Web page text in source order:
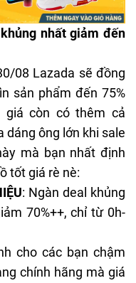
nhất giảm đến
08 Lazada sẽ đồng
sản phẩm đến 75%
giá còn có thêm cả
dáng ông lớn khi sale
mà bạn nhất định
tốt giá rè nè:
: Ngàn deal khủng
70%++, chỉ từ 0h-
cho các bạn chậm
chính hãng mà giá